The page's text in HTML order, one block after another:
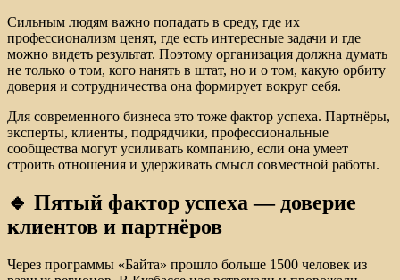
Сильным людям важно попадать в среду, где их
профессионализм ценят, где есть интересные задачи и где
можно видеть результат. Поэтому организация должна думать
не только о том, кого нанять в штат, но и о том, какую орбиту
доверия и сотрудничества она формирует вокруг себя.
Для современного бизнеса это тоже фактор успеха. Партнёры,
эксперты, клиенты, подрядчики, профессиональные
сообщества могут усиливать компанию, если она умеет
строить отношения и удерживать смысл совместной работы.
🔹 Пятый фактор успеха — доверие
клиентов и партнёров
Через программы «Байта» прошло больше 1500 человек из